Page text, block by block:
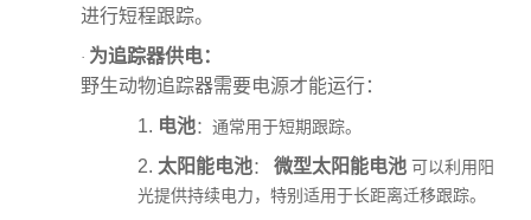
进行短程跟踪。
· 为追踪器供电：
野生动物追踪器需要电源才能运行：
1. 电池：通常用于短期跟踪。
2. 太阳能电池： 微型太阳能电池 可以利用阳
光提供持续电力，特别适用于长距离迁移跟踪。